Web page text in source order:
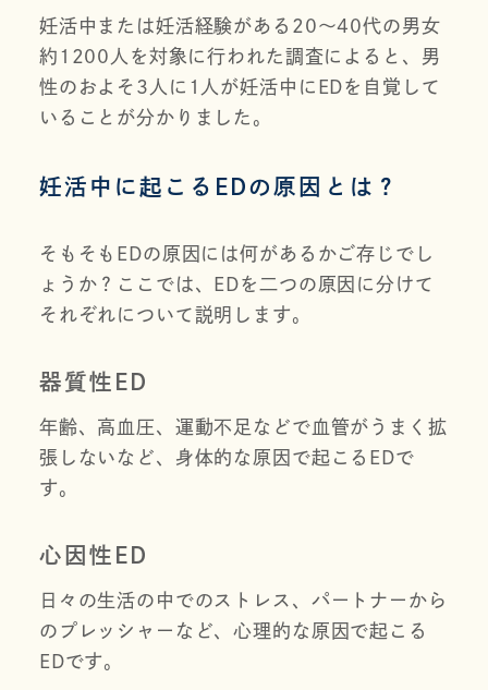
妊活中または妊活経験がある20〜40代の男女
約1200人を対象に行われた調査によると、男
性のおよそ3人に1人が妊活中にEDを自覚して
いることが分かりました。
妊活中に起こるEDの原因とは？
そもそもEDの原因には何があるかご存じでし
ょうか？ここでは、EDを二つの原因に分けて
それぞれについて説明します。
器質性ED
年齢、高血圧、運動不足などで血管がうまく拡
張しないなど、身体的な原因で起こるEDで
す。
心因性ED
日々の生活の中でのストレス、パートナーから
のプレッシャーなど、心理的な原因で起こる
EDです。